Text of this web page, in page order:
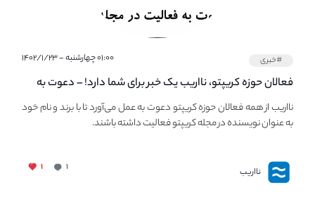
#خبری ۰۱:۰۰ چهارشنبه - ۱۴۰۲/۱/۲۳
فعالان حوزه کریپتو، نااریب یک خبر برای شما دارد! – دعوت به
فعالیت در مجله کریپتو
نااریب از همه فعالان حوزه کریپتو دعوت به عمل می‌آورد تا با برند و نام خود
به عنوان نویسنده در مجله کریپتو فعالیت داشته باشند.
نااریب ۱ ۱